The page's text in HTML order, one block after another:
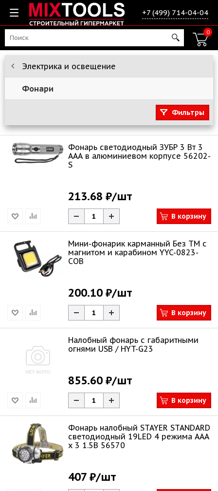
+7 (499) 714-04-04
0
Электрика и освещение
Фонари
Фильтры
Фонарь светодиодный ЗУБР 3 Вт 3
AAA в алюминиевом корпусе 56202-
S
213.68 ₽/шт
В корзину
Мини-фонарик карманный Без ТМ с
магнитом и карабином YYC-0823-
COB
200.10 ₽/шт
В корзину
Налобный фонарь с габаритными
огнями USB / HYT-G23
855.60 ₽/шт
В корзину
Фонарь налобный STAYER STANDARD
светодиодный 19LED 4 режима ААА
х 3 1.5В 56570
407 ₽/шт